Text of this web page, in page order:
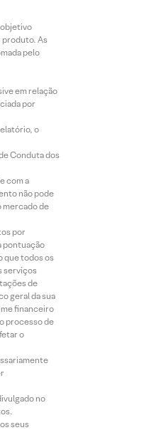
objetivo
produto. As
pelo
em relação
por
o
Conduta dos
com a
não pode
mercado de
por
pontuação
que todos os
serviços
de
geral da sua
financeiro
processo de
o
no
seus